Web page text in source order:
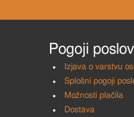
Pogoji
Izjava o varstvu
Splošni pogoji
Možnosti plačila
Dostava